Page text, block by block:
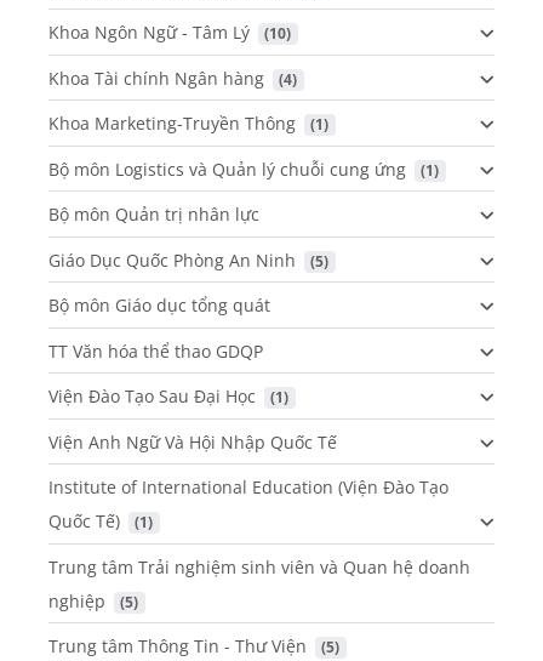
Khoa Ngôn Ngữ - Tâm Lý (10)
Khoa Tài chính Ngân hàng (4)
Khoa Marketing-Truyền Thông (1)
Bộ môn Logistics và Quản lý chuỗi cung ứng (1)
Bộ môn Quản trị nhân lực
Giáo Dục Quốc Phòng An Ninh
(5)
Bộ môn Giáo dục tổng quát
TT Văn hóa thể thao GDQP
Viện Đào Tạo Sau Đại Học
(1)
Viện Anh Ngữ Và Hội Nhập Quốc Tế
Institute of International Education (Viện Đào Tạo
Quốc Tế)
(1)
Trung tâm Trải nghiệm sinh viên và Quan hệ doanh
nghiệp
(5)
Trung tâm Thông Tin - Thư Viện (5)